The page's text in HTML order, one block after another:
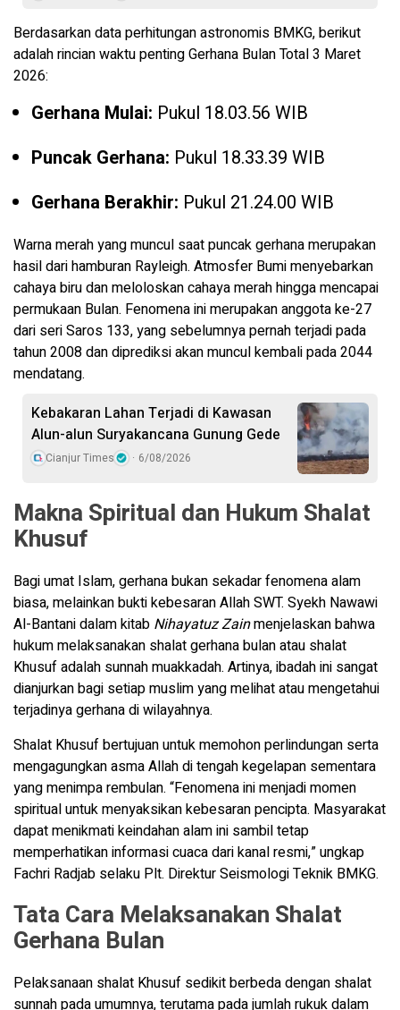
Berdasarkan data perhitungan astronomis BMKG, berikut
adalah rincian waktu penting Gerhana Bulan Total 3 Maret
2026:
Gerhana Mulai: Pukul 18.03.56 WIB
Puncak Gerhana: Pukul 18.33.39 WIB
Gerhana Berakhir: Pukul 21.24.00 WIB
Warna merah yang muncul saat puncak gerhana merupakan
hasil dari hamburan Rayleigh. Atmosfer Bumi menyebarkan
cahaya biru dan meloloskan cahaya merah hingga mencapai
permukaan Bulan. Fenomena ini merupakan anggota ke-27
dari seri Saros 133, yang sebelumnya pernah terjadi pada
tahun 2008 dan diprediksi akan muncul kembali pada 2044
mendatang.
Kebakaran Lahan Terjadi di Kawasan
Alun-alun Suryakancana Gunung Gede
Cianjur Times 6/08/2026
Makna Spiritual dan Hukum Shalat
Khusuf
Bagi umat Islam, gerhana bukan sekadar fenomena alam
biasa, melainkan bukti kebesaran Allah SWT. Syekh Nawawi
Al-Bantani dalam kitab Nihayatuz Zainmenjelaskan bahwa
hukum melaksanakan shalat gerhana bulan atau shalat
Khusuf adalah sunnah muakkadah. Artinya, ibadah ini sangat
dianjurkan bagi setiap muslim yang melihat atau mengetahui
terjadinya gerhana di wilayahnya.
Shalat Khusuf bertujuan untuk memohon perlindungan serta
mengagungkan asma Allah di tengah kegelapan sementara
yang menimpa rembulan. “Fenomena ini menjadi momen
spiritual untuk menyaksikan kebesaran pencipta. Masyarakat
dapat menikmati keindahan alam ini sambil tetap
memperhatikan informasi cuaca dari kanal resmi,” ungkap
Fachri Radjab selaku Plt. Direktur Seismologi Teknik BMKG.
Tata Cara Melaksanakan Shalat
Gerhana Bulan
Pelaksanaan shalat Khusuf sedikit berbeda dengan shalat
sunnah pada umumnya, terutama pada jumlah rukuk dalam